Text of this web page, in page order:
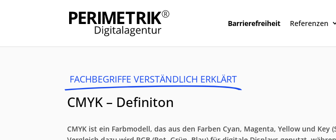
Barrierefreiheit Referenzen
FACHBEGRIFFE VERSTÄNDLICH ERKLÄRT
CMYK – Definiton
CMYK ist ein Farbmodell, das aus den Farben Cyan, Magenta, Yellow und